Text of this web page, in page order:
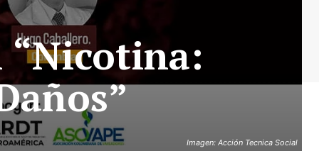
Imagen: Acción Tecnica Social